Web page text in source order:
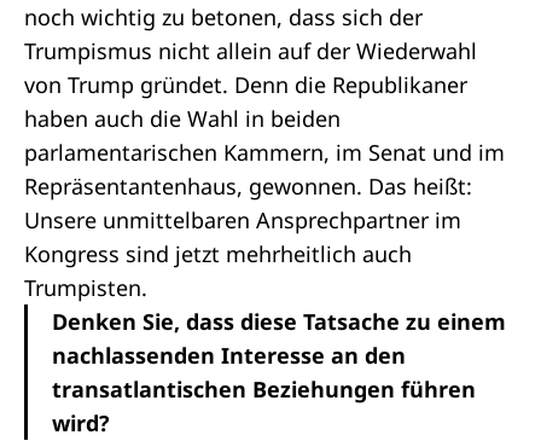
noch wichtig zu betonen, dass sich der
Trumpismus nicht allein auf der Wiederwahl
von Trump gründet. Denn die Republikaner
haben auch die Wahl in beiden
parlamentarischen Kammern, im Senat und im
Repräsentantenhaus, gewonnen. Das heißt:
Unsere unmittelbaren Ansprechpartner im
Kongress sind jetzt mehrheitlich auch
Trumpisten.
Denken Sie, dass diese Tatsache zu einem
nachlassenden Interesse an den
transatlantischen Beziehungen führen
wird?